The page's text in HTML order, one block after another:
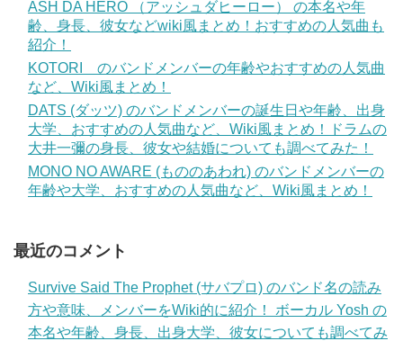
ASH DA HERO （アッシュダヒーロー） の本名や年
齢、身長、彼女などwiki風まとめ！おすすめの人気曲も
紹介！
KOTORI のバンドメンバーの年齢やおすすめの人気曲
など、Wiki風まとめ！
DATS (ダッツ) のバンドメンバーの誕生日や年齢、出身
大学、おすすめの人気曲など、Wiki風まとめ！ドラムの
大井一彌の身長、彼女や結婚についても調べてみた！
MONO NO AWARE (もののあわれ) のバンドメンバーの
年齢や大学、おすすめの人気曲など、Wiki風まとめ！
最近のコメント
Survive Said The Prophet (サバプロ) のバンド名の読み
方や意味、メンバーをWiki的に紹介！ ボーカル Yosh の
本名や年齢、身長、出身大学、彼女についても調べてみ